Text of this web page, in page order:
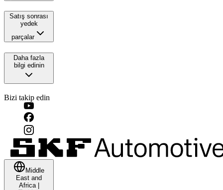
Satış sonrası
yedek
parçalar
Daha fazla
bilgi edinin
Bizi takip edin
Middle
East and
Africa|